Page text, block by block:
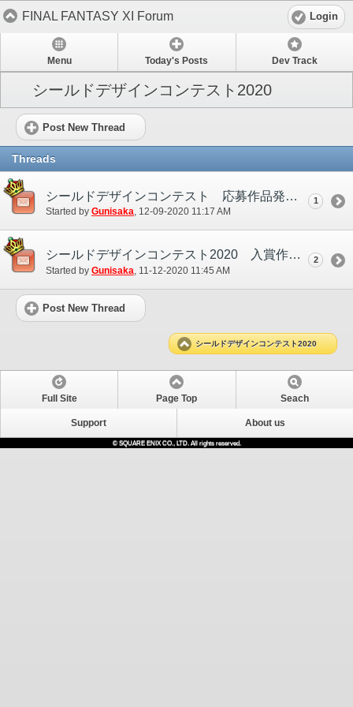
FINAL FANTASY XI Forum Login
Menu Today's Posts Dev Track
シールドデザインコンテスト2020
Post New Thread
Threads
シールドデザインコンテスト 応募作品発表！
Started by Gunisaka‎, 12-09-2020 11:17 AM
1
シールドデザインコンテスト2020 入賞作品発表！
Started by Gunisaka ‎, 11-12-2020 11:45 AM
2
Post New Thread
シールドデザインコンテスト2020
Full Site Page Top Seach
Support About us
© SQUARE ENIX CO., LTD. All rights reserved.